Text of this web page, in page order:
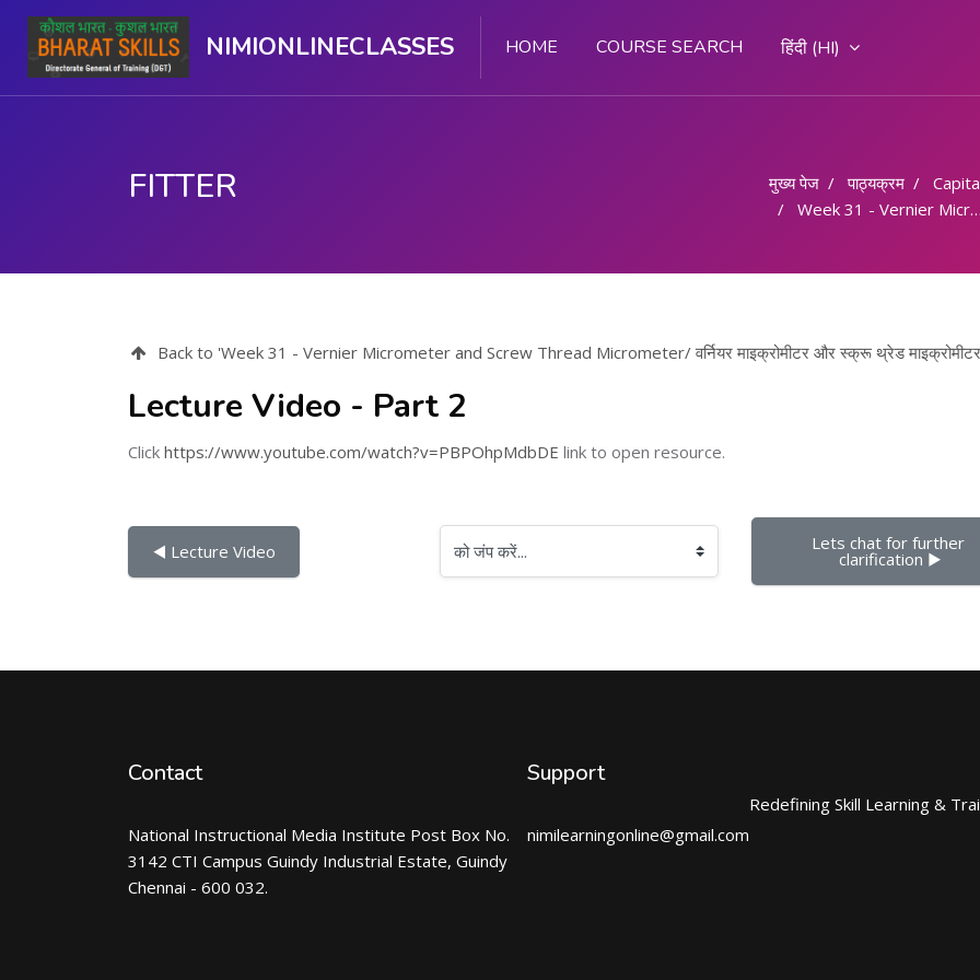
NIMIONLINECLASSES HOME COURSE SEARCH हिंदी ‎(HI)‎
FITTER मुख्य पेज पाठ्यक्रम Capital
Week 31 - Vernier Micrometer and Screw Thread Micrometer/ वर्नियर माइक्रोमीटर और स्क्रू थ्रेड माइक्रोमीटर
Back to 'Week 31 - Vernier Micrometer and Screw Thread Micrometer/ वर्नियर माइक्रोमीटर और स्क्रू थ्रेड
Lecture Video - Part 2
Click https://www.youtube.com/watch?v=PBPOhpMdbDE link to open resource.
◀︎ Lecture Video को जंप करें... Lets chat for further
clarification ▶︎
Contact
National Instructional Media Institute Post Box No.
3142 CTI Campus Guindy Industrial Estate, Guindy
Chennai - 600 032.
Support
nimilearningonline@gmail.com
Redefining Skill Learning &